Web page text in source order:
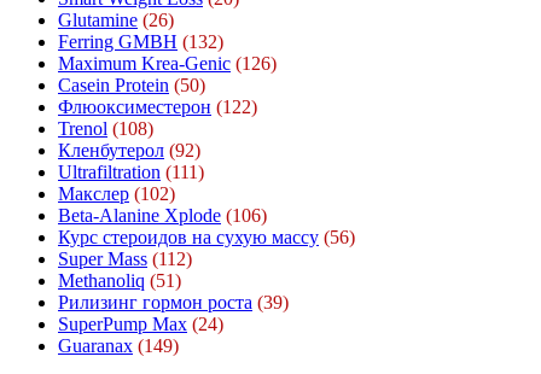
Glutamine (26)
Ferring GMBH (132)
Maximum Krea-Genic (126)
Casein Protein (50)
Флюоксиместерон (122)
Trenol (108)
Кленбутерол (92)
Ultrafiltration (111)
Макслер (102)
Beta-Alanine Xplode (106)
Курс стероидов на сухую массу (56)
Super Mass (112)
Methanoliq (51)
Рилизинг гормон роста (39)
SuperPump Max (24)
Guaranax (149)